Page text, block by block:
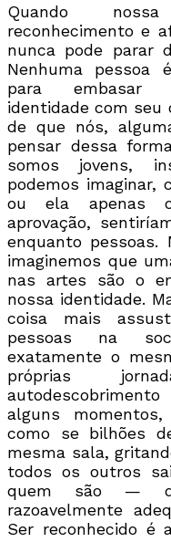
Quando
reconhecimento e
nunca pode parar
Nenhuma pessoa
para embasar
identidade com seu
de que nós,
pensar dessa
somos jovens,
podemos imaginar,
ou ela apenas
aprovação,
enquanto pessoas.
imaginemos que
nas artes são o
nossa identidade.
coisa mais
pessoas na
exatamente o
próprias
alguns
como se bilhões
mesma sala,
todos os outros
quem são —
razoavelmente
Ser reconhecido é